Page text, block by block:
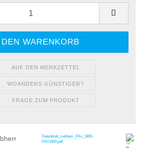
AUF DEN MERKZETTEL
WOANDERS GÜNSTIGER?
FRAGE ZUM PRODUKT
Datenblatt_Liebherr_FKv_1800-
FKV1800.pdf
717
kb